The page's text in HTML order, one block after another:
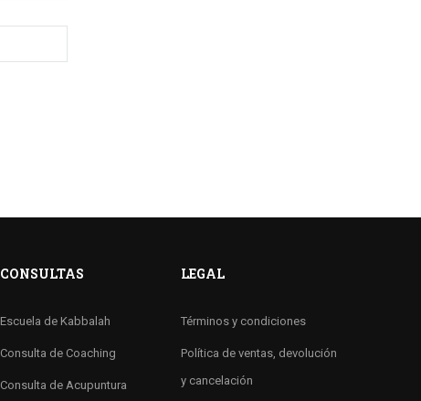
CONSULTAS
Escuela de Kabbalah
Consulta de Coaching
Consulta de Acupuntura
LEGAL
Términos y condiciones
Política de ventas, devolución
y cancelación